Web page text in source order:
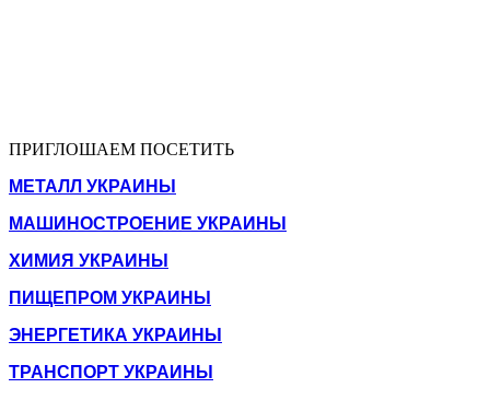
ПРИГЛОШАЕМ ПОСЕТИТЬ
МЕТАЛЛ УКРАИНЫ
МАШИНОСТРОЕНИЕ УКРАИНЫ
ХИМИЯ УКРАИНЫ
ПИЩЕПРОМ УКРАИНЫ
ЭНЕРГЕТИКА УКРАИНЫ
ТРАНСПОРТ УКРАИНЫ